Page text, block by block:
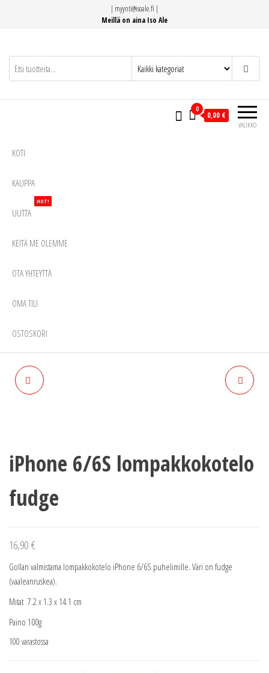
| myynti@isoale.fi |
Meillä on aina Iso Ale
VALIKKO
0
0,00 €
KOTI
KAUPPA
UUTTA
HOT!
KEITÄ ME OLEMME
OTA YHTEYTTÄ
OMA TILI
OSTOSKORI
iPhone 6/6S lompakkokotelo
fudge
16,90 €
Gollan valmistama lompakkokotelo iPhone 6/6S puhelimille. Väri on fudge
(vaaleanruskea).
Mitat 7.2 x 1.3 x 14.1 cm
Paino 100g
100 varastossa